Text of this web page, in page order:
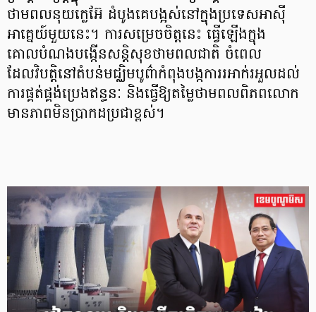
ថាមពលនុយក្លេអ៊ែ ដំបូងគេបង្អស់នៅក្នុងប្រទេសអាស៊ី
អាគ្នេយ៍មួយនេះ។ ការសម្រេចចិត្តនេះ ធ្វើឡើងក្នុង
គោលបំណងបង្កើនសន្តិសុខថាមពលជាតិ ចំពេល
ដែលវិបត្តិនៅតំបន់មជ្ឈិមបូព៌ាកំពុងបង្កការរអាក់រអួលដល់
ការផ្គត់ផ្គង់ប្រេងឥន្ធនៈ និងធ្វើឱ្យតម្លៃថាមពលពិភពលោក
មានភាពមិនប្រាកដប្រជាខ្ពស់។